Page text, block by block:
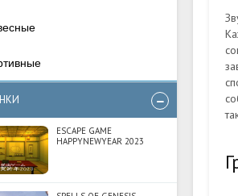
ESCAPE GAME
HAPPYNEWYEAR 2023